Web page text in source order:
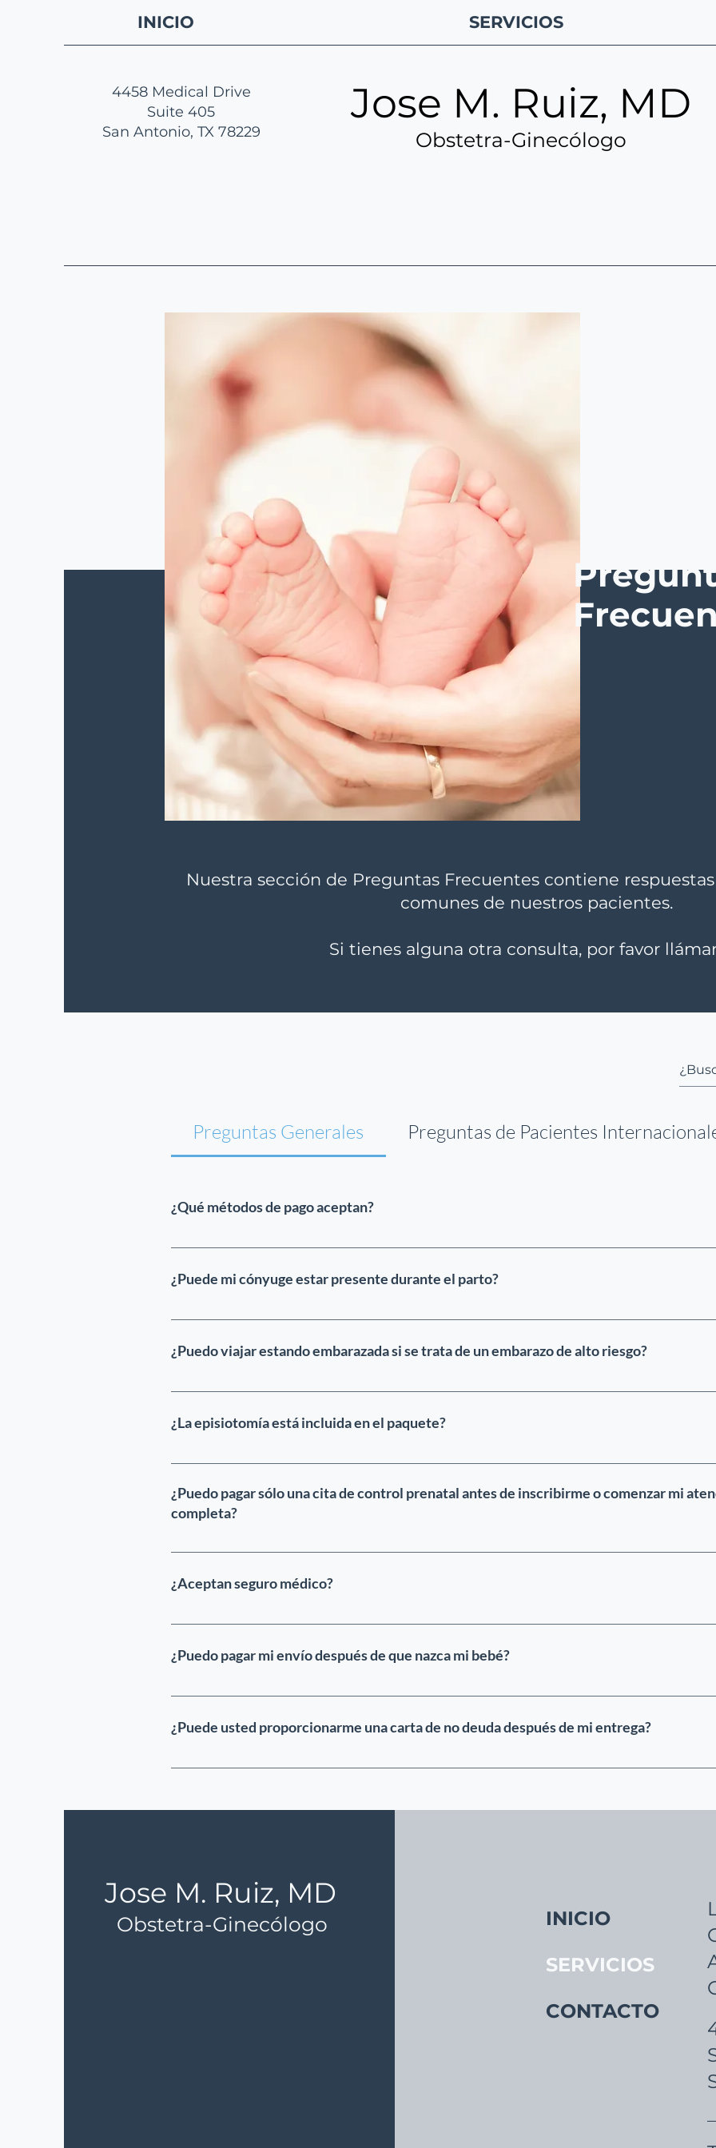
INICIO SERVICIOS
4458 Medical Drive
Suite 405
San Antonio, TX 78229
Jose M. Ruiz, MD
Obstetra-Ginecólogo
Nuestra sección de Preguntas Frecuentes contiene
comunes de nuestros pacientes.
Si tienes alguna otra consulta, por favor
Preguntas Generales Preguntas de Pacientes
¿Qué métodos de pago aceptan?
Aceptamos tarjetas de crédito, efectivo y transferencias bancarias. Sin embargo, al
¿Puede mi cónyuge estar presente durante el parto?
Sí, incluso en caso de cesárea, pueden estar presentes. Además, se permite que una
¿Puedo viajar estando embarazada si se trata de un embarazo de alto riesgo?
Le recomendamos obtener un certificado médico de su médico de cabecera para
¿La episiotomía está incluida en el paquete?
Sí, la episiotomía está incluida en el paquete obstétrico.
¿Puedo pagar sólo una cita de control prenatal antes de inscribirme o comenzar mi
completa?
Si deseas una cita únicamente para un chequeo, el costo es de $398. Nuestro
parto, los $398 se acreditarán al monto total.
¿Aceptan seguro médico?
Si tiene seguro médico, es importante que sepa que todos los seguros
seguros le solicitará para obtener su reembolso. Para obtener más información al
¿Puedo pagar mi envío después de que nazca mi bebé?
No ofrecemos nuestros servicios de ginecología y obstetricia a crédito. Su servicio
como Medicaid, CHIP, etc., que no están diseñados para pacientes internacionales,
¿Puede usted proporcionarme una carta de no deuda después de mi entrega?
Después de su parto y tras confirmar que se han realizado todos los pagos,
Jose M. Ruiz, MD
Obstetra-Ginecólogo
INICIO
SERVICIOS
CONTACTO